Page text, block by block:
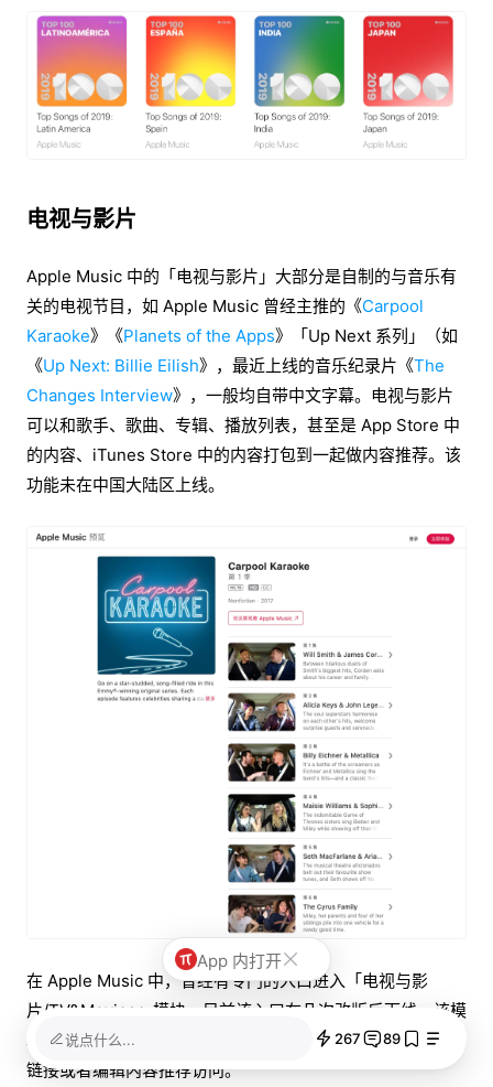
电视与影片
Apple Music 中的「电视与影片」大部分是自制的与音乐有
关的电视节目，如 Apple Music 曾经主推的《Carpool
Karaoke》《Planets of the Apps》「Up Next 系列」（如
《Up Next: Billie Eilish》，最近上线的音乐纪录片《The
Changes Interview》，一般均自带中文字幕。电视与影片
可以和歌手、歌曲、专辑、播放列表，甚至是 App Store 中
的内容、iTunes Store 中的内容打包到一起做内容推荐。该
功能未在中国大陆区上线。
在 Apple Music 中，曾经有专门的入口进入「电视与影
片/TV&Movies」模块，目前该入口在几次改版后下线，该模
块被弱化，但未停止更新。电视与影片目前可以通过搜索、
链接或者编辑内容推荐访问。
说点什么... 267 89
App 内打开